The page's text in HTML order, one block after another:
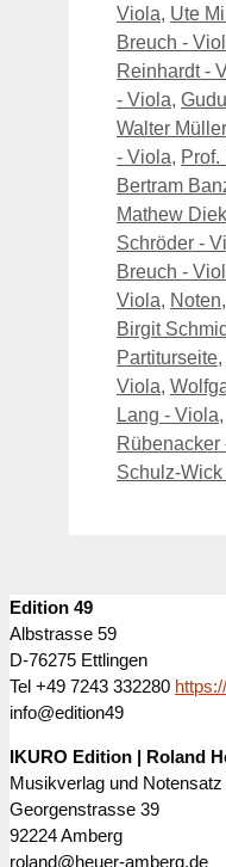
Viola, Ute
Breuch -
Reinhardt -
- Viola,
Walter
- Viola,
Bertram
Mathew
Schröder -
Breuch -
Viola, Noten,
Birgit
Partiturseite,
Viola,
Lang - Viola,
Rübenacker
Schulz-
Edition 49
Albstrasse 59
D-76275 Ettlingen
Tel +49 7243 332280
info@edition49
IKURO Edition | Roland
Musikverlag und Notensatz
Georgenstrasse 39
92224 Amberg
roland@heuer-amberg.de